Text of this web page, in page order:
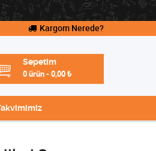
Kargom Nerede?
Sepetim
0 ürün - 0,00 ₺